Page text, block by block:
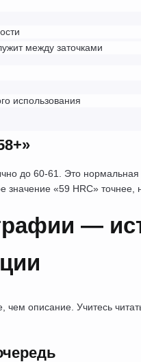
между заточками
использования
до 60-61. Это нормальная
значение «59 HRC»
—
чем описание. Учитесь